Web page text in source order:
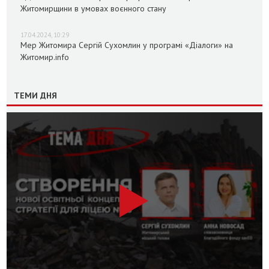
Житомирщини в умовах воєнного стану
17.04.2024, 10:29
Мер Житомира Сергій Сухомлин у програмі «Діалоги» на
Житомир.info
ТЕМИ ДНЯ